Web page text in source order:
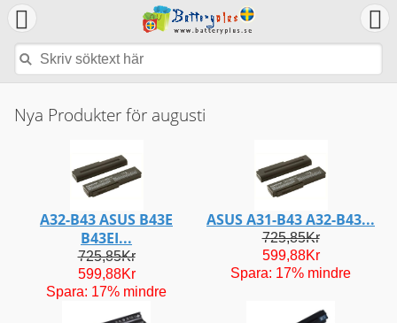
Nya Produkter för augusti
A32-B43 ASUS B43E
B43EI...
725,85Kr
599,88Kr
Spara: 17% mindre
ASUS A31-B43 A32-B43...
725,85Kr
599,88Kr
Spara: 17% mindre